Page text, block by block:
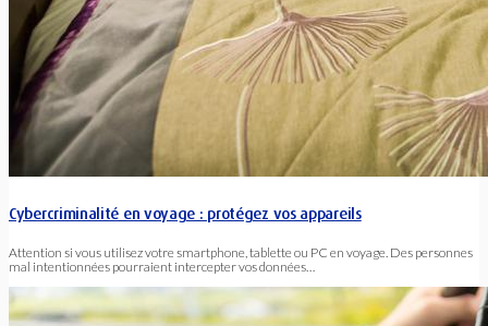
Cybercriminalité en voyage : protégez vos appareils
Attention si vous utilisez votre smartphone, tablette ou PC en voyage. Des personnes
mal intentionnées pourraient intercepter vos données…